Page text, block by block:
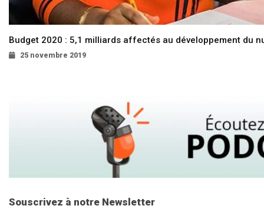
Budget 2020 : 5,1 milliards affectés au développement du
25 novembre 2019
Souscrivez à notre Newsletter